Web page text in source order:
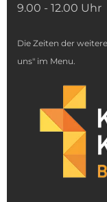
9.00 - 12.00 Uhr
Die Zeiten der
uns" im Menu.